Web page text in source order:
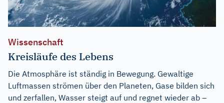
Wissenschaft
Kreisläufe des Lebens
Die Atmosphäre ist ständig in Bewegung. Gewaltige
Luftmassen strömen über den Planeten, Gase bilden sich
und zerfallen, Wasser steigt auf und regnet wieder ab –